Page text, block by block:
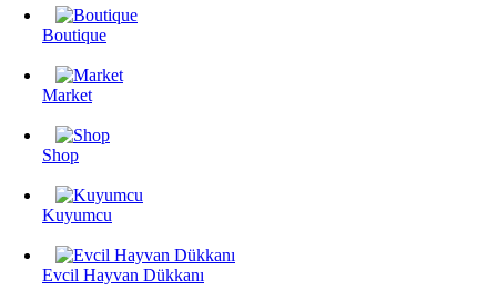
Boutique
Market
Shop
Kuyumcu
Evcil Hayvan Dükkanı